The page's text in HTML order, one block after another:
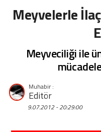
Meyvelerle
Meyveciliği ile
Editör
9.07.2012 - 20:29:00